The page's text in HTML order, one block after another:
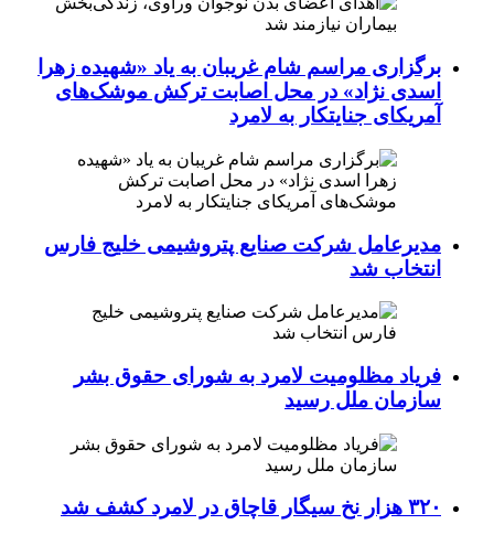
برگزاری مراسم شام غریبان به یاد «شهیده زهرا
اسدی نژاد» در محل اصابت ترکش موشک‌های
آمریکای جنایتکار به لامرد
مدیرعامل شرکت صنایع پتروشیمی خلیج فارس
انتخاب شد
فریاد مظلومیت لامرد به شورای حقوق بشر
سازمان ملل رسید
۳۲۰ هزار نخ سیگار قاچاق در لامرد کشف شد